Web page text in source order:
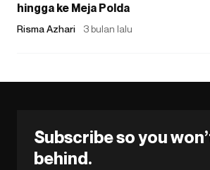
hingga ke Meja Polda
Risma Azhari 3 bulan lalu
Subscribe so you
behind.